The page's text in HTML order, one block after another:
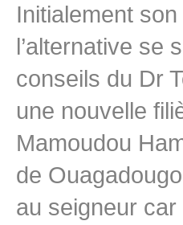
Initialement
l’alternative se
conseils du Dr
une nouvelle
Mamoudou
de
au seigneur car